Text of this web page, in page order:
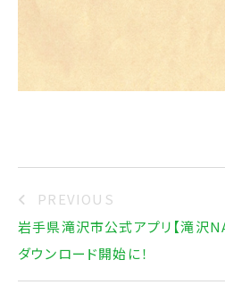
PREVIOUS
岩手県滝沢市公式アプリ【滝沢
ダウンロード開始に！